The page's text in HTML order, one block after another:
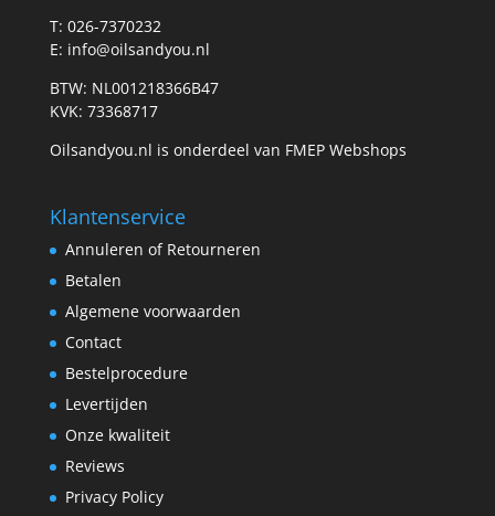
T: 026-7370232
E: info@oilsandyou.nl
BTW: NL001218366B47
KVK: 73368717
Oilsandyou.nl is onderdeel van FMEP Webshops
Klantenservice
Annuleren of Retourneren
Betalen
Algemene voorwaarden
Contact
Bestelprocedure
Levertijden
Onze kwaliteit
Reviews
Privacy Policy